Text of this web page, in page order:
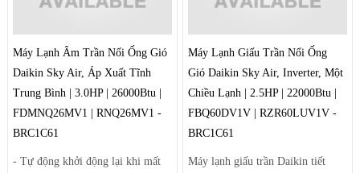
Máy Lạnh Âm Trần Nối Ống Gió
Daikin Sky Air, Áp Xuất Tĩnh
Trung Bình | 3.0HP | 26000Btu |
FDMNQ26MV1 | RNQ26MV1 -
BRC1C61
- Tự động khởi động lại khi mất
Máy Lạnh Giấu Trần Nối Ống
Gió Daikin Sky Air, Inverter, Một
Chiều Lạnh | 2.5HP | 22000Btu |
FBQ60DV1V | RZR60LUV1V -
BRC1C61
Máy lạnh giấu trần Daikin tiết